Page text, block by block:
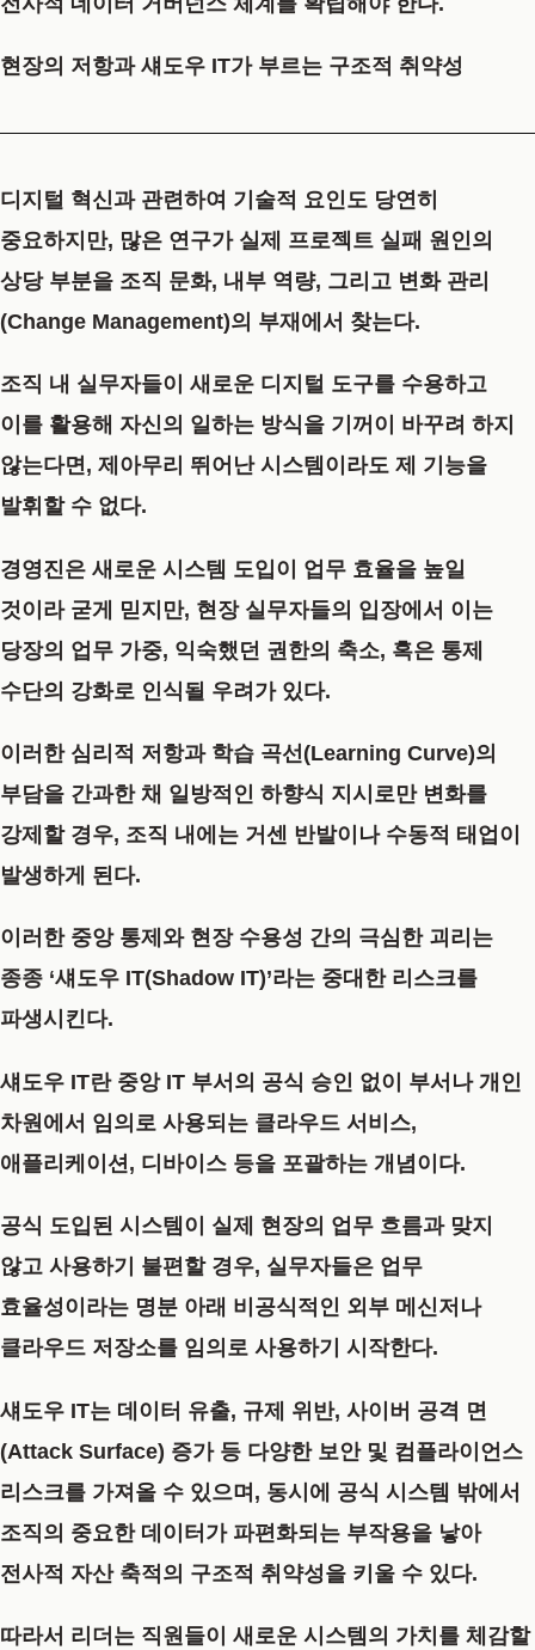
현장의 저항과 섀도우 IT가 부르는 구조적 취약성
디지털 혁신과 관련하여 기술적 요인도 당연히
중요하지만, 많은 연구가 실제 프로젝트 실패 원인의
상당 부분을 조직 문화, 내부 역량, 그리고 변화 관리
(Change Management)의 부재에서 찾는다.
조직 내 실무자들이 새로운 디지털 도구를 수용하고
이를 활용해 자신의 일하는 방식을 기꺼이 바꾸려 하지
않는다면, 제아무리 뛰어난 시스템이라도 제 기능을
발휘할 수 없다.
경영진은 새로운 시스템 도입이 업무 효율을 높일
것이라 굳게 믿지만, 현장 실무자들의 입장에서 이는
당장의 업무 가중, 익숙했던 권한의 축소, 혹은 통제
수단의 강화로 인식될 우려가 있다.
이러한 심리적 저항과 학습 곡선(Learning Curve)의
부담을 간과한 채 일방적인 하향식 지시로만 변화를
강제할 경우, 조직 내에는 거센 반발이나 수동적 태업이
발생하게 된다.
이러한 중앙 통제와 현장 수용성 간의 극심한 괴리는
종종 ‘섀도우 IT(Shadow IT)’라는 중대한 리스크를
파생시킨다.
섀도우 IT란 중앙 IT 부서의 공식 승인 없이 부서나 개인
차원에서 임의로 사용되는 클라우드 서비스,
애플리케이션, 디바이스 등을 포괄하는 개념이다.
공식 도입된 시스템이 실제 현장의 업무 흐름과 맞지
않고 사용하기 불편할 경우, 실무자들은 업무
효율성이라는 명분 아래 비공식적인 외부 메신저나
클라우드 저장소를 임의로 사용하기 시작한다.
섀도우 IT는 데이터 유출, 규제 위반, 사이버 공격 면
(Attack Surface) 증가 등 다양한 보안 및 컴플라이언스
리스크를 가져올 수 있으며, 동시에 공식 시스템 밖에서
조직의 중요한 데이터가 파편화되는 부작용을 낳아
전사적 자산 축적의 구조적 취약성을 키울 수 있다.
따라서 리더는 직원들이 새로운 시스템의 가치를 체감할